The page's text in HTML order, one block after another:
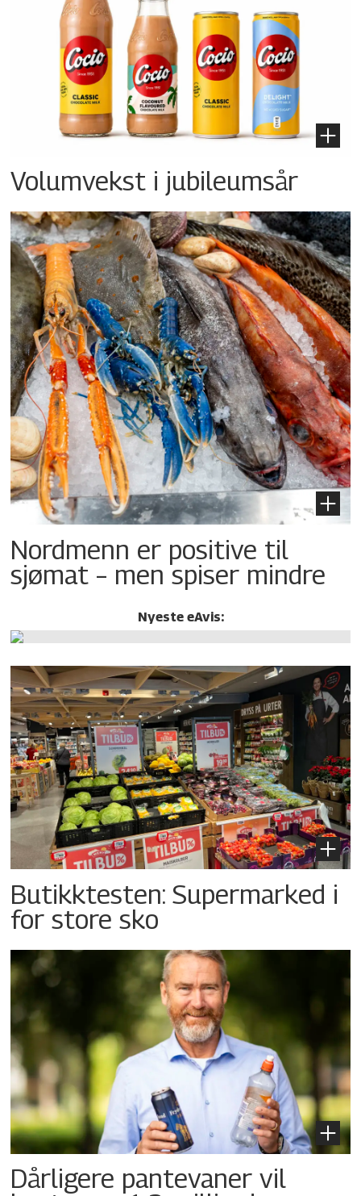
Volumvekst i jubileumsår
Nordmenn er positive til
sjømat – men spiser mindre
Nyeste eAvis:
Butikktesten: Supermarked i
for store sko
Dårligere pantevaner vil